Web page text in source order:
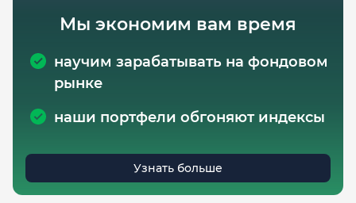
Мы экономим вам время
научим зарабатывать на фондовом
рынке
наши портфели обгоняют индексы
Узнать больше